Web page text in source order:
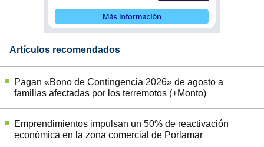
Artículos recomendados
Pagan «Bono de Contingencia 2026» de agosto a
familias afectadas por los terremotos (+Monto)
Emprendimientos impulsan un 50% de reactivación
económica en la zona comercial de Porlamar